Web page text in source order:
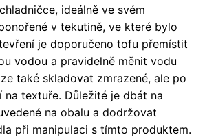
ideálně ve svém
v tekutině, ve které bylo
je doporučeno tofu přemístit
vodou a pravidelně měnit vodu
také skladovat zmrazené, ale po
na textuře. Důležité je dbát na
na obalu a dodržovat
při manipulaci s tímto produktem.